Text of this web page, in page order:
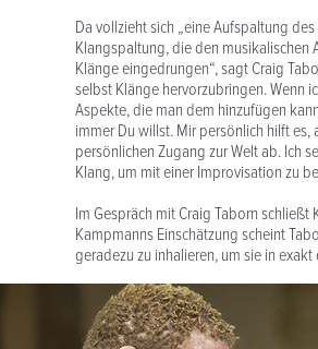
Da vollzieht sich „eine Aufspaltung
Klangspaltung, die den musikalischen
Klänge eingedrungen“, sagt Craig
selbst Klänge hervorzubringen. Wenn
Aspekte, die man dem hinzufügen
immer Du willst. Mir persönlich hilft
persönlichen Zugang zur Welt ab. Ich
Klang, um mit einer Improvisation zu
Im Gespräch mit Craig Taborn
Kampmanns Einschätzung scheint
geradezu zu inhalieren, um sie in